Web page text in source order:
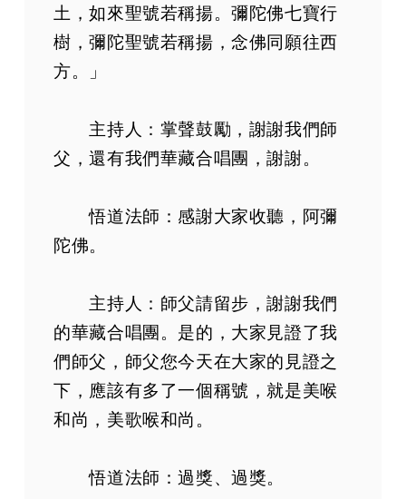
土，如來聖號若稱揚。彌陀佛七寶行
樹，彌陀聖號若稱揚，念佛同願往西
方。」
主持人：掌聲鼓勵，謝謝我們師
父，還有我們華藏合唱團，謝謝。
悟道法師：感謝大家收聽，阿彌
陀佛。
主持人：師父請留步，謝謝我們
的華藏合唱團。是的，大家見證了我
們師父，師父您今天在大家的見證之
下，應該有多了一個稱號，就是美喉
和尚，美歌喉和尚。
悟道法師：過獎、過獎。